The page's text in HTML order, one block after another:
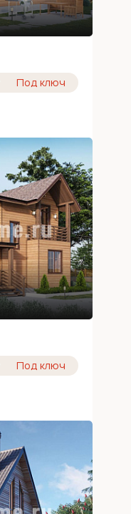
Под ключ
Под ключ